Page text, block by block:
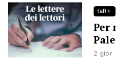
laR+
Per
2 gior